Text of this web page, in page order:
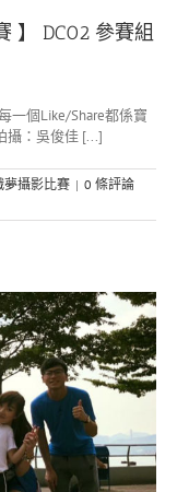
】 DC02 參賽組
一個Like/Share都係寶
攝：吳俊佳 [...]
攝影比賽 | 0 條評論